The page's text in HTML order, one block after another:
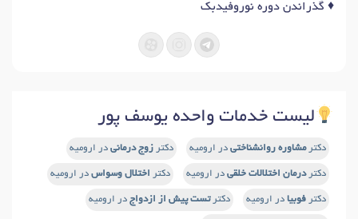
♦️ گذراندن دوره نوروفیدبک
لیست خدمات واحده یوسف پور
دکترمشاوره روانشناختی در ارومیه دکتر زوج درمانی در ارومیه
دکتردرمان اختلالات خلقی در ارومیه دکتر اختلال وسواس در ارومیه
دکتر فوبیا در ارومیه دکترتست پیش از ازدواج در ارومیه